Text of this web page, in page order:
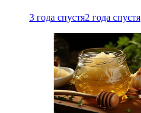
3 года спустя2 года спустя